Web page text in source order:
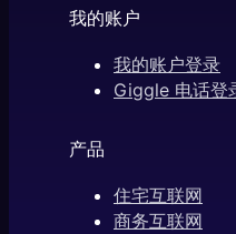
我的账户
我的账户登录
Giggle 电话登
产品
住宅互联网
商务互联网